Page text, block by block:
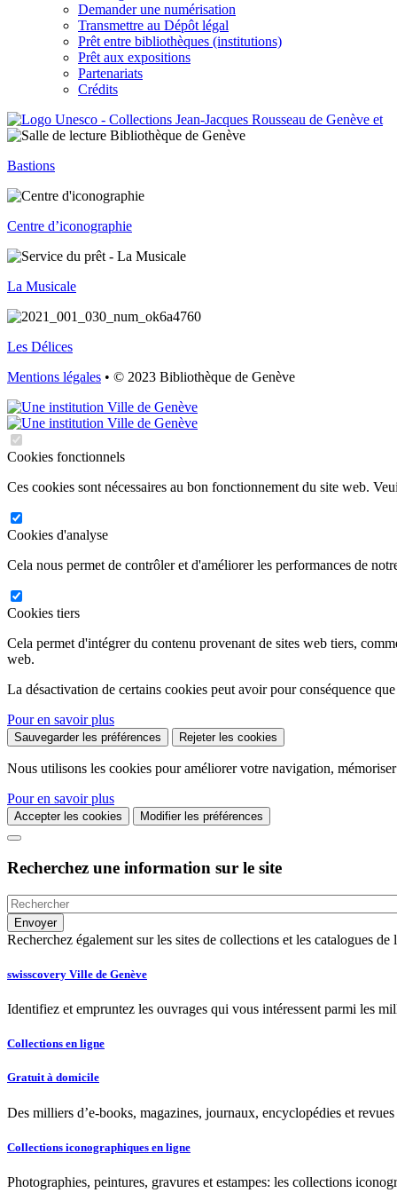
Demander une numérisation
Transmettre au Dépôt légal
Prêt entre bibliothèques (institutions)
Prêt aux expositions
Partenariats
Crédits
Bastions
Centre d’iconographie
La Musicale
Les Délices
Mentions légales • © 2023 Bibliothèque de Genève
Cookies fonctionnels
Ces cookies sont nécessaires au bon fonctionnement du site web.
Cookies d'analyse
Cela nous permet de contrôler et d'améliorer les performances de
Cookies tiers
Cela permet d'intégrer du contenu provenant de sites web tiers,
web.
La désactivation de certains cookies peut avoir pour conséquence
Pour en savoir plus
Sauvegarder les préférences Rejeter les cookies
Nous utilisons les cookies pour améliorer votre navigation,
Pour en savoir plus
Accepter les cookies Modifier les préférences
Recherchez une information sur le site
Recherchez également sur les sites de collections et les catalogues
swisscovery Ville de Genève
Identifiez et empruntez les ouvrages qui vous intéressent parmi les
Collections en ligne
Gratuit à domicile
Des milliers d’e-books, magazines, journaux, encyclopédies et
Collections iconographiques en ligne
Photographies, peintures, gravures et estampes: les collections